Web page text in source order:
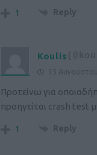
1 Reply
Koulis
15
Προτείνω για
προηγείται crash test
1 Reply